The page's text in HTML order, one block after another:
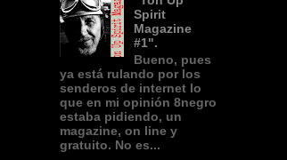
Spirit
Magazine
#1".
Bueno, pues
ya está rulando por los
senderos de internet lo
que en mi opinión 8negro
estaba pidiendo, un
magazine, on line y
gratuito. No es...